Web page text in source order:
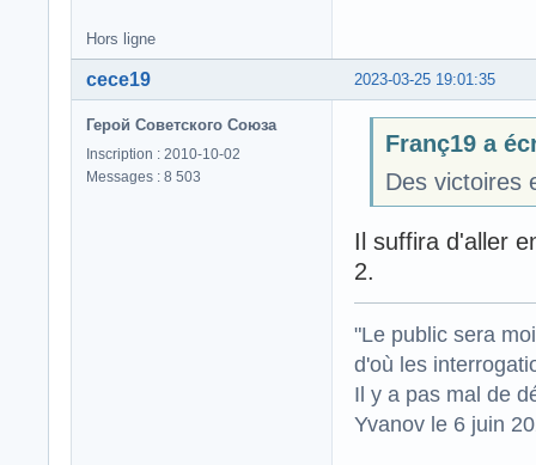
Hors ligne
2023-03-25 19:01:35
cece19
Герой Советского Союза
Inscription : 2010-10-02
Messages : 8 503
Franç19 a
Des victoires
Il suffira d'aller
2.
"Le public sera
d'où les
Il y a pas mal de
Yvanov le 6 juin